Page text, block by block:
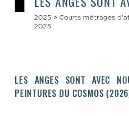
2025 > Courts métrages
2025
LES ANGES SONT AVEC
PEINTURES DU COSMOS